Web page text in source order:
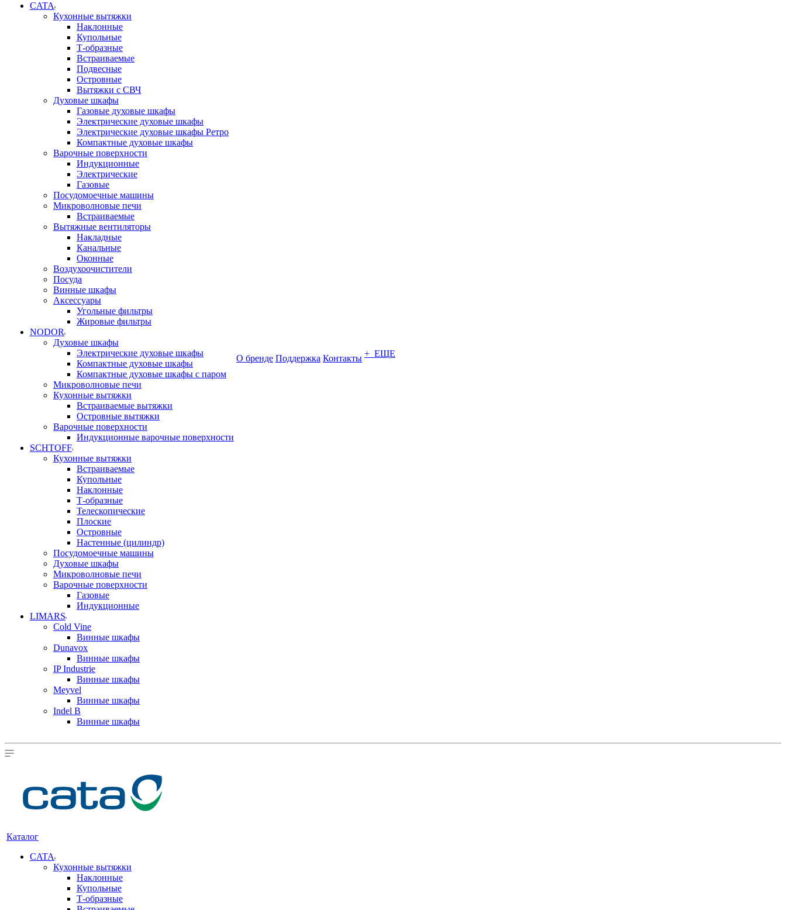
CATA
Кухонные вытяжки
Наклонные
Купольные
Т-образные
Встраиваемые
Подвесные
Островные
Вытяжки с СВЧ
Духовые шкафы
Газовые духовые шкафы
Электрические духовые шкафы
Электрические духовые шкафы Ретро
Компактные духовые шкафы
Варочные поверхности
Индукционные
Электрические
Газовые
Посудомоечные машины
Микроволновые печи
Встраиваемые
Вытяжные вентиляторы
Накладные
Канальные
Оконные
Воздухоочистители
Посуда
Винные шкафы
Аксессуары
Угольные фильтры
Жировые фильтры
NODOR
Духовые шкафы
Электрические духовые шкафы
Компактные духовые шкафы
Компактные духовые шкафы с паром
Микроволновые печи
Кухонные вытяжки
Встраиваемые вытяжки
Островные вытяжки
Варочные поверхности
Индукционные варочные поверхности
SCHTOFF
Кухонные вытяжки
Встраиваемые
Купольные
Наклонные
Т-образные
Телескопические
Плоские
Островные
Настенные (цилиндр)
Посудомоечные машины
Духовые шкафы
Микроволновые печи
Варочные поверхности
Газовые
Индукционные
LIMARS
Cold Vine
Винные шкафы
Dunavox
Винные шкафы
IP Industrie
Винные шкафы
Meyvel
Винные шкафы
Indel B
Винные шкафы
О бренде Поддержка Контакты + ЕЩЕ
Каталог
CATA
Кухонные вытяжки
Наклонные
Купольные
Т-образные